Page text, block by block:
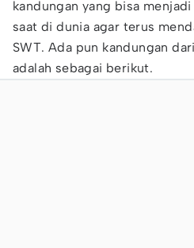
kandungan yang bisa
saat di dunia agar terus
SWT. Ada pun kandungan
adalah sebagai berikut.